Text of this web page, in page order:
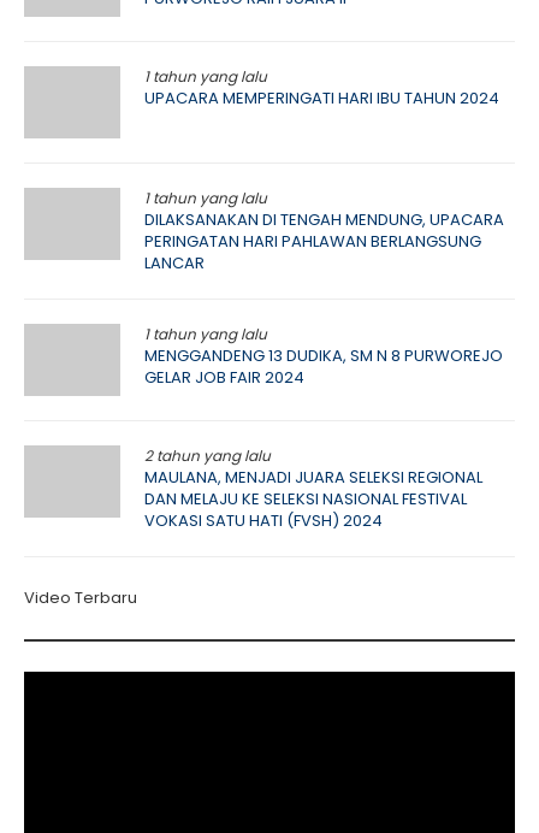
1 tahun yang lalu
UPACARA MEMPERINGATI HARI IBU TAHUN 2024
1 tahun yang lalu
DILAKSANAKAN DI TENGAH MENDUNG, UPACARA
PERINGATAN HARI PAHLAWAN BERLANGSUNG
LANCAR
1 tahun yang lalu
MENGGANDENG 13 DUDIKA, SM N 8 PURWOREJO
GELAR JOB FAIR 2024
2 tahun yang lalu
MAULANA, MENJADI JUARA SELEKSI REGIONAL
DAN MELAJU KE SELEKSI NASIONAL FESTIVAL
VOKASI SATU HATI (FVSH) 2024
Video Terbaru